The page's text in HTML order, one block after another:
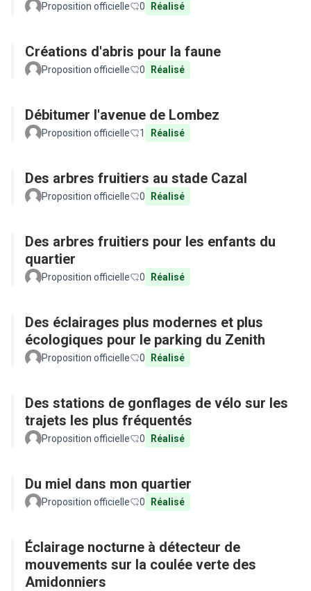
Proposition officielle 0 Réalisé
Créations d'abris pour la faune
Proposition officielle 0 Réalisé
Débitumer l'avenue de Lombez
Proposition officielle 1 Réalisé
Des arbres fruitiers au stade Cazal
Proposition officielle 0 Réalisé
Des arbres fruitiers pour les enfants du
quartier
Proposition officielle 0 Réalisé
Des éclairages plus modernes et plus
écologiques pour le parking du Zenith
Proposition officielle 0 Réalisé
Des stations de gonflages de vélo sur les
trajets les plus fréquentés
Proposition officielle 0 Réalisé
Du miel dans mon quartier
Proposition officielle 0 Réalisé
Éclairage nocturne à détecteur de
mouvements sur la coulée verte des
Amidonniers